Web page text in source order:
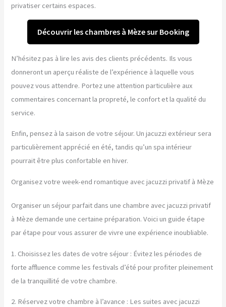
privatiser certains espaces.
Découvrir les chambres à Mèze sur Booking
N’hésitez pas à lire les avis des clients précédents. Ils vous
donneront un aperçu réaliste de l’expérience à laquelle vous
pouvez vous attendre. Portez une attention particulière aux
commentaires concernant la propreté, le confort et la qualité du
service.
Enfin, pensez à la saison de votre séjour. Un jacuzzi extérieur sera
particulièrement apprécié en été, tandis qu’un spa intérieur
pourrait être plus confortable en hiver.
Organisez votre week-end romantique avec jacuzzi privatif à Mèze
Organiser un séjour parfait dans une chambre avec jacuzzi privatif
à Mèze demande une certaine préparation. Voici un guide étape
par étape pour vous assurer de vivre une expérience inoubliable.
1. Choisissez les dates de votre séjour : Évitez les périodes de
forte affluence comme les festivals d’été pour profiter pleinement
de la tranquillité de votre chambre.
2. Réservez votre chambre à l’avance : Les suites avec jacuzzi